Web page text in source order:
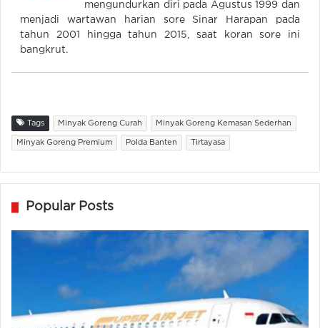
mengundurkan diri pada Agustus 1999 dan
menjadi wartawan harian sore Sinar Harapan pada
tahun 2001 hingga tahun 2015, saat koran sore ini
bangkrut.
Tags Minyak Goreng Curah Minyak Goreng Kemasan Sederhan
Minyak Goreng Premium Polda Banten Tirtayasa
Popular Posts